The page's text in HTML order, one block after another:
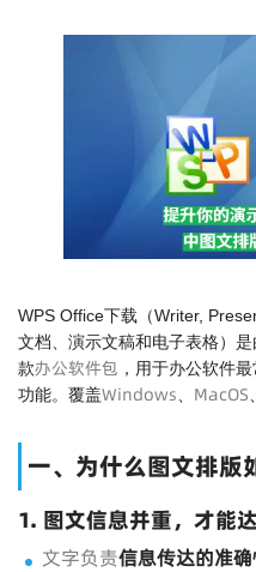
WPS Office下载 （Writer,
文档、演示文稿和电子表格）是
款办公软件包 ，用于办公软件
功能。覆盖Windows MacOS
一、为什么图文排版
1. 图文信息并重，才能
文字负责信息传达的准